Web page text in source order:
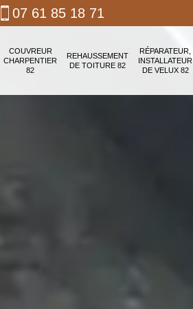
07 61 85 18 71
COUVREUR
CHARPENTIER
82
REHAUSSEMENT
DE TOITURE 82
RÉPARATEUR,
INSTALLATEUR
DE VELUX 82